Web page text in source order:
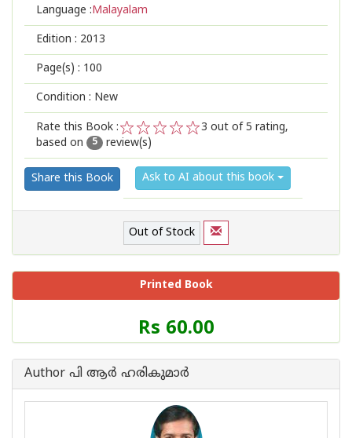
Language :Malayalam
Edition : 2013
Page(s) : 100
Condition : New
Rate this Book :
2
1
3 out of 5 rating,
based on
5 review(s)
Share this Book Ask to AI about this book
Out of Stock
Printed Book
Price
of
Book
Rs 60.00
Author പി ആര്‍ ഹരികുമാര്‍